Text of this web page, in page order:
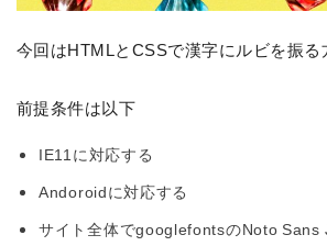
今回はHTMLとCSSで漢字にルビを振る
前提条件は以下
IE11に対応する
Andoroidに対応する
サイト全体でgooglefontsのNoto Sans